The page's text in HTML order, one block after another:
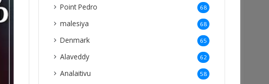
Point Pedro 68
malesiya 68
Denmark 65
Alaveddy 62
Analaitivu 58